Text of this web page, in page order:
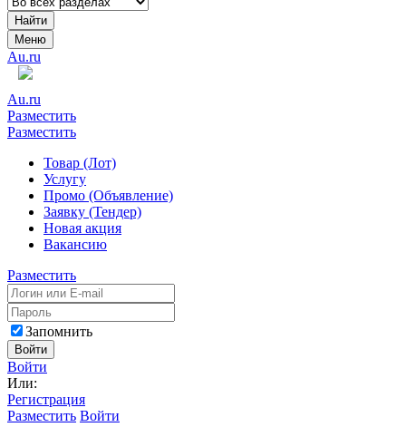
Найти
Меню
Au.ru
Au.ru
Разместить
Разместить
Товар (Лот)
Услугу
Промо (Объявление)
Заявку (Тендер)
Новая акция
Вакансию
Разместить
Запомнить
Войти
Войти
Или:
Регистрация
Разместить Войти